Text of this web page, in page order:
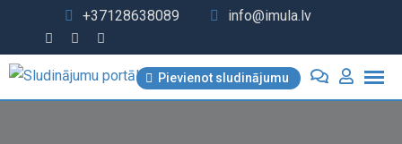
content
+37128638089 info@imula.lv
Pievienot sludinājumu